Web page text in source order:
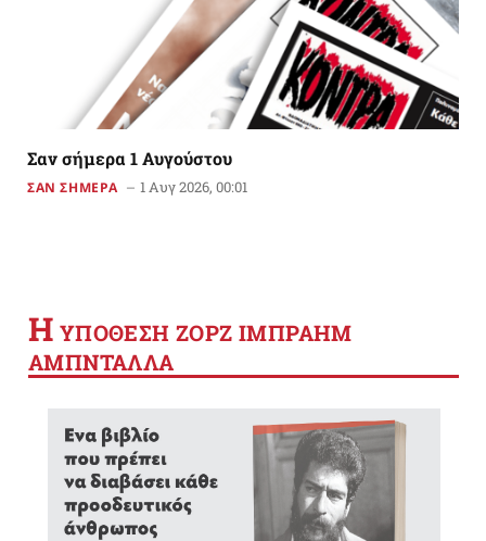
Σαν σήμερα 1 Αυγούστου
ΣΑΝ ΣΗΜΕΡΑ 1 Αυγ 2026, 00:01
Η YΠΟΘΕΣΗ ΖΟΡΖ ΙΜΠΡΑΗΜ
ΑΜΠΝΤΑΛΛΑ